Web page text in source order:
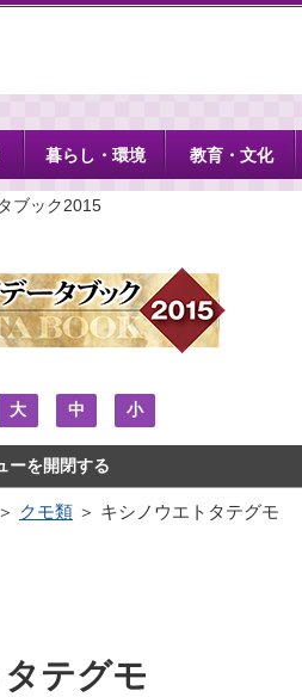
暮らし・環境 教育・文化
ブック2015
大 中 小
ーを開閉する
＞ クモ類 ＞ キシノウエトタテグモ
テグモ